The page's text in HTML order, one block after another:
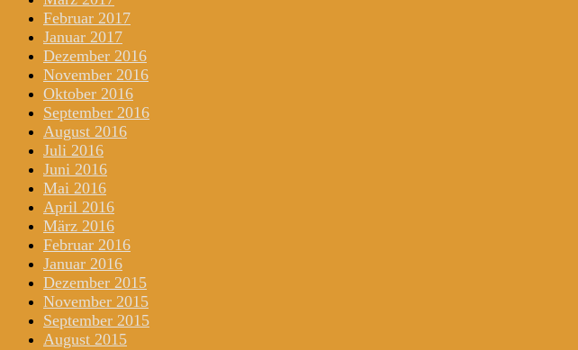
Februar 2017
Januar 2017
Dezember 2016
November 2016
Oktober 2016
September 2016
August 2016
Juli 2016
Juni 2016
Mai 2016
April 2016
März 2016
Februar 2016
Januar 2016
Dezember 2015
November 2015
September 2015
August 2015